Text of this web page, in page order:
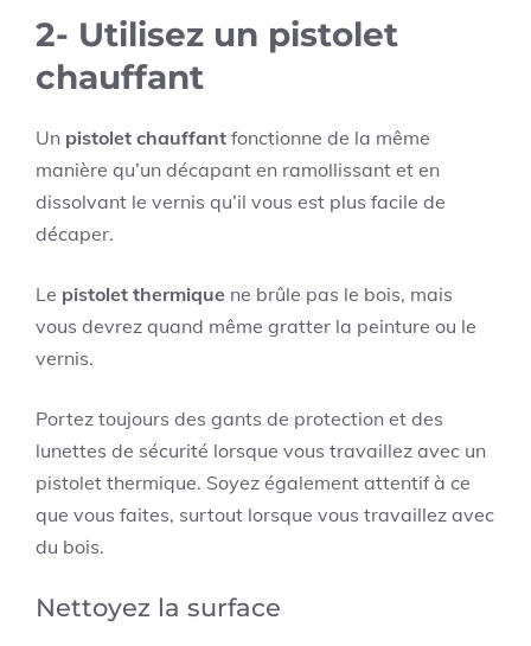
2- Utilisez un pistolet
chauffant
Un pistolet chauffant fonctionne de la même
manière qu’un décapant en ramollissant et en
dissolvant le vernis qu’il vous est plus facile de
décaper.
Le pistolet thermique ne brûle pas le bois, mais
vous devrez quand même gratter la peinture ou le
vernis.
Portez toujours des gants de protection et des
lunettes de sécurité lorsque vous travaillez avec un
pistolet thermique. Soyez également attentif à ce
que vous faites, surtout lorsque vous travaillez avec
du bois.
Nettoyez la surface